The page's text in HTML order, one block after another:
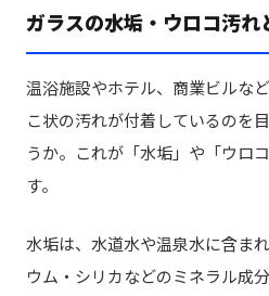
ガラスの水垢・ウロコ汚れ
温浴施設やホテル、商業ビルな
こ状の汚れが付着しているのを
うか。これが「水垢」や「ウロ
す。
水垢は、水道水や温泉水に含ま
ウム・シリカなどのミネラル成